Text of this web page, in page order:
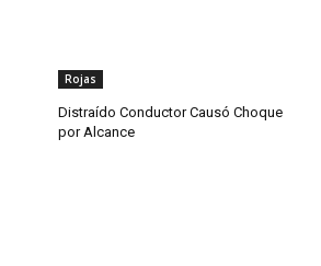
Rojas
Distraído Conductor Causó Choque
por Alcance